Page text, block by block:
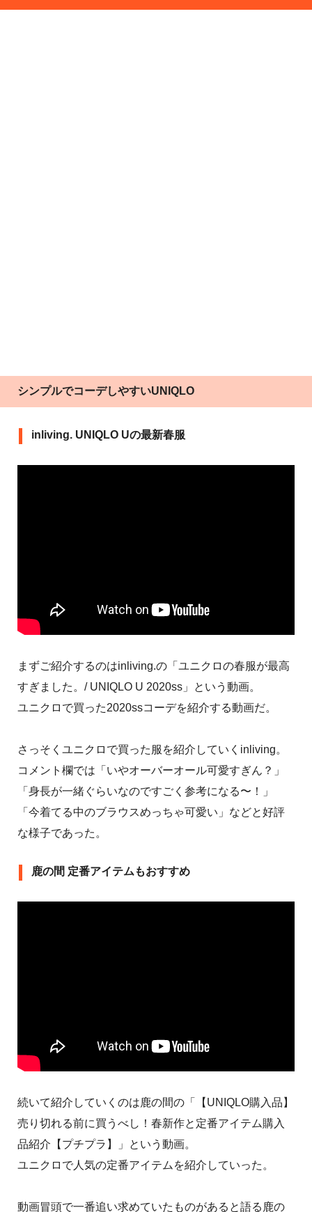
シンプルでコーデしやすいUNIQLO
inliving. UNIQLO Uの最新春服
まずご紹介するのはinliving.の「ユニクロの春服が最高
すぎました。/ UNIQLO U 2020ss」という動画。
ユニクロで買った2020ssコーデを紹介する動画だ。
さっそくユニクロで買った服を紹介していくinliving。
コメント欄では「いやオーバーオール可愛すぎん？」
「身長が一緒ぐらいなのですごく参考になる〜！」
「今着てる中のブラウスめっちゃ可愛い」などと好評
な様子であった。
鹿の間 定番アイテムもおすすめ
続いて紹介していくのは鹿の間の「【UNIQLO購入品】
売り切れる前に買うべし！春新作と定番アイテム購入
品紹介【プチプラ】」という動画。
ユニクロで人気の定番アイテムを紹介していった。
動画冒頭で一番追い求めていたものがあると語る鹿の